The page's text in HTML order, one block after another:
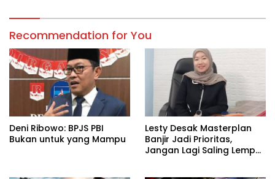
Recommendation for You
Deni Ribowo: BPJS PBI
Bukan untuk yang Mampu
Lesty Desak Masterplan
Banjir Jadi Prioritas,
Jangan Lagi Saling Lempar